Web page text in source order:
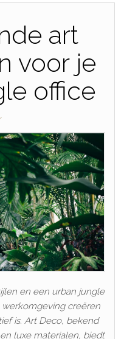
art
voor je
office
en een urban jungle
creëren
is. Art Deco, bekend
luxe materialen, biedt